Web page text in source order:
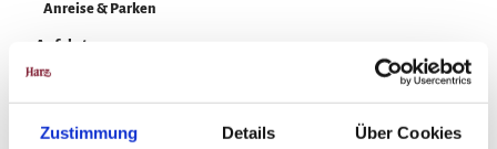
Zustimmung Details Über Cookies
Anreise & Parken
Anfahrt
In Hohegeiß in der "Kirchstraße" von der B 4 abzweigen auf die "Lange